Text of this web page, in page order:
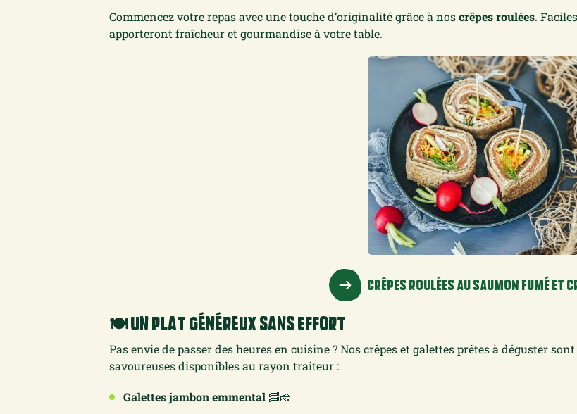
Commencez votre repas avec une touche d’originalité grâce à noscrêpes roulées.
apporteront fraîcheur et gourmandise à votre table.
CRÊPES ROULÉES AU SAUMON FUMÉ ET
🍽️ Un Plat Généreux sans Effort
Pas envie de passer des heures en cuisine ? Nos crêpes et galettes prêtes à déguster
savoureuses disponibles au rayon traiteur :
Galettes jambon emmental 🥓🧀